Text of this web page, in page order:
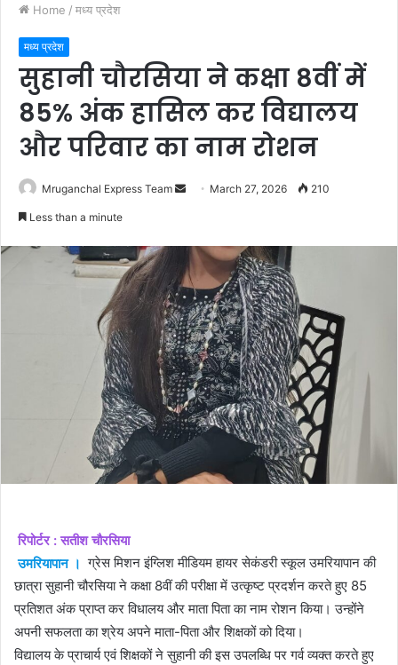
Home / मध्य प्रदेश
मध्य प्रदेश
सुहानी चौरसिया ने कक्षा 8वीं में
85% अंक हासिल कर विद्यालय
और परिवार का नाम रोशन
Mruganchal Express Team
Send March 27, 2026 210
Less than a minute
रिपोर्टर : सतीश चौरसिया
उमरियापान । ग्रेस मिशन इंग्लिश मीडियम हायर सेकंडरी स्कूल उमरियापान की
छात्रा सुहानी चौरसिया ने कक्षा 8वीं की परीक्षा में उत्कृष्ट प्रदर्शन करते हुए 85
प्रतिशत अंक प्राप्त कर विधालय और माता पिता का नाम रोशन किया। उन्होंने
अपनी सफलता का श्रेय अपने माता-पिता और शिक्षकों को दिया।
विद्यालय के प्राचार्य एवं शिक्षकों ने सुहानी की इस उपलब्धि पर गर्व व्यक्त करते हुए